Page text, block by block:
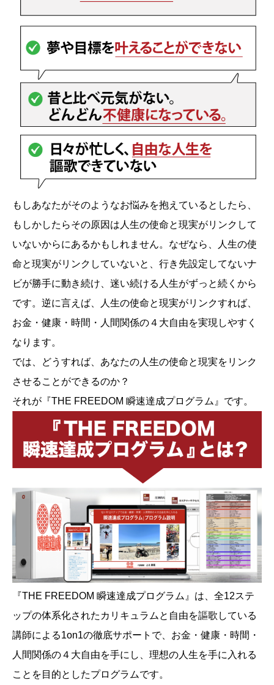
もしあなたがそのようなお悩みを抱えているとしたら、
もしかしたらその原因は人生の使命と現実がリンクして
いないからにあるかもしれません。なぜなら、人生の使
命と現実がリンクしていないと、行き先設定してないナ
ビが勝手に動き続け、迷い続ける人生がずっと続くから
です。逆に言えば、人生の使命と現実がリンクすれば、
お金・健康・時間・人間関係の４大自由を実現しやすく
なります。
では、どうすれば、あなたの人生の使命と現実をリンク
させることができるのか？
それが『THE FREEDOM 瞬速達成プログラム』です。
『THE FREEDOM 瞬速達成プログラム』は、全12ステ
ップの体系化されたカリキュラムと自由を謳歌している
講師による1on1の徹底サポートで、お金・健康・時間・
人間関係の４大自由を手にし、理想の人生を手に入れる
ことを目的としたプログラムです。